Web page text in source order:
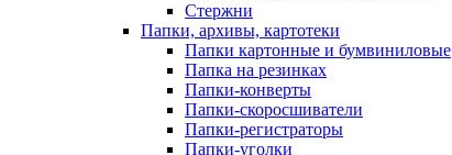
Стержни
Папки, архивы, картотеки
Папки картонные и бумвиниловые
Папка на резинках
Папки-конверты
Папки-скоросшиватели
Папки-регистраторы
Папки-уголки